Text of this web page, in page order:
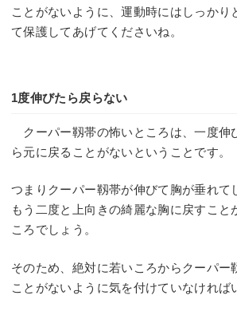
ことがないように、運動時にはしっかり
て保護してあげてくださいね。
1度伸びたら戻らない
クーパー靱帯の怖いところは、一度伸
ら元に戻ることがないということです。
つまりクーパー靱帯が伸びて胸が垂れて
もう二度と上向きの綺麗な胸に戻すこと
ころでしょう。
そのため、絶対に若いころからクーパー
ことがないように気を付けていなければ